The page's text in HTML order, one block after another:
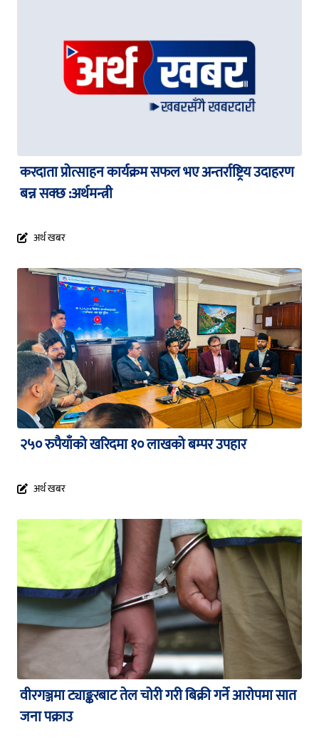
करदाता प्रोत्साहन कार्यक्रम सफल भए अन्तर्राष्ट्रिय उदाहरण
बन्न सक्छ :अर्थमन्त्री
अर्थ खबर
२५० रुपैयाँको खरिदमा १० लाखको बम्पर उपहार
अर्थ खबर
वीरगञ्जमा ट्याङ्करबाट तेल चोरी गरी बिक्री गर्ने आरोपमा सात
जना पक्राउ